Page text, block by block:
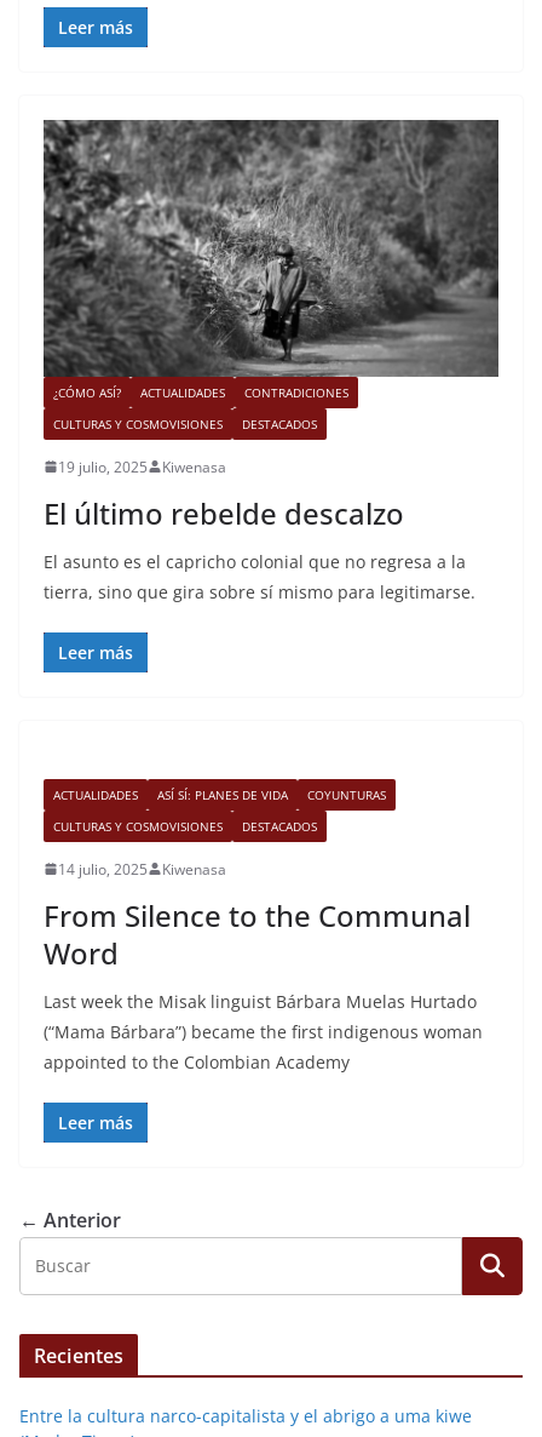
Leer más
¿CÓMO ASÍ? ACTUALIDADES
CONTRADICIONES
CULTURAS Y COSMOVISIONES
DESTACADOS
19 julio, 2025 Kiwenasa
El último rebelde descalzo
El asunto es el capricho colonial que no regresa a la
tierra, sino que gira sobre sí mismo para legitimarse.
Leer más
ACTUALIDADES ASÍ SÍ: PLANES DE VIDA
COYUNTURAS
CULTURAS Y COSMOVISIONES
DESTACADOS
14 julio, 2025 Kiwenasa
From Silence to the Communal
Word
Last week the Misak linguist Bárbara Muelas Hurtado
(“Mama Bárbara”) became the first indigenous woman
appointed to the Colombian Academy
Leer más
← Anterior
Recientes
Entre la cultura narco-capitalista y el abrigo a uma kiwe